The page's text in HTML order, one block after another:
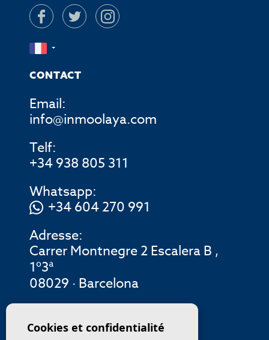
CONTACT
Email:
info@inmoolaya.com
Telf:
+34 938 805 311
Whatsapp:
+34 604 270 991
Adresse:
Carrer Montnegre 2 Escalera B ,
1º3ª
08029 · Barcelona
MENU
Cookies et confidentialité